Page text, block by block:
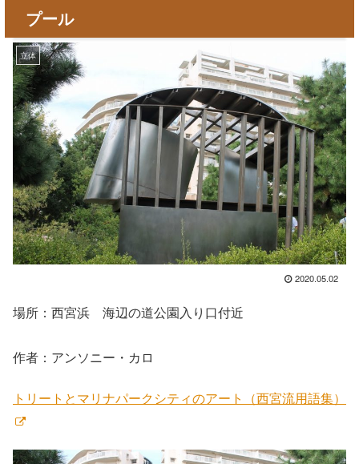
プール
立体
2020.05.02
場所：西宮浜 海辺の道公園入り口付近
作者：アンソニー・カロ
トリートとマリナパークシティのアート（西宮流用語集）